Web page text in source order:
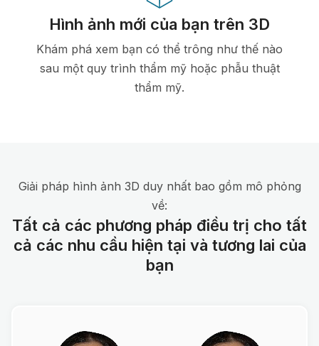
Hình ảnh mới của bạn trên 3D
Khám phá xem bạn có thể trông như thế nào
sau một quy trình thẩm mỹ hoặc phẫu thuật
thẩm mỹ.
Giải pháp hình ảnh 3D duy nhất bao gồm mô phỏng
về:
Tất cả các phương pháp điều trị cho tất
cả các nhu cầu hiện tại và tương lai của
bạn